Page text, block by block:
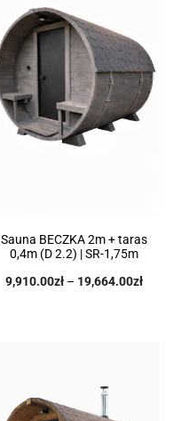
Sauna BECZKA 2m + taras
0,4m (D 2.2) | SR-1,75m
9,910.00zł – 19,664.00zł